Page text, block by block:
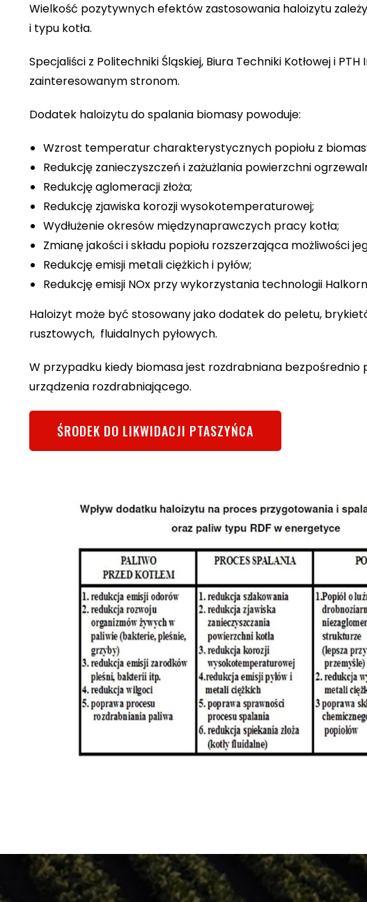
Wielkość pozytywnych efektów zastosowania haloizytu
i typu kotła.
Specjaliści z Politechniki Śląskiej, Biura Techniki Kotłowej i
zainteresowanym stronom.
Dodatek haloizytu do spalania biomasy powoduje:
Wzrost temperatur charakterystycznych popiołu z
Redukcję zanieczyszczeń i zażużlania powierzchni
Redukcję aglomeracji złoża;
Redukcję zjawiska korozji wysokotemperaturowej;
Wydłużenie okresów międzynaprawczych pracy kotła;
Zmianę jakości i składu popiołu rozszerzająca możliwości
Redukcję emisji metali ciężkich i pyłów;
Redukcję emisji NOx przy wykorzystania technologii
Haloizyt może być stosowany jako dodatek do peletu,
rusztowych, fluidalnych pyłowych.
W przypadku kiedy biomasa jest rozdrabniana
urządzenia rozdrabniającego.
ŚRODEK DO LIKWIDACJI PTASZYŃCA